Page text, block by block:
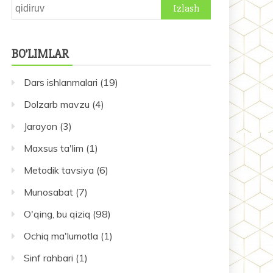
Qidirshish:
BO’LIMLAR
Dars ishlanmalari (19)
Dolzarb mavzu (4)
Jarayon (3)
Maxsus ta'lim (1)
Metodik tavsiya (6)
Munosabat (7)
O'qing, bu qiziq (98)
Ochiq ma'lumotla (1)
Sinf rahbari (1)